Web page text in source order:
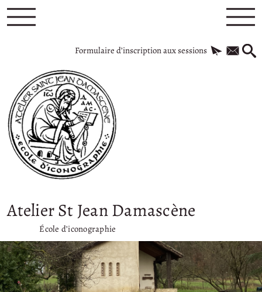
Formulaire d’inscription aux sessions
Atelier St Jean Damascène
École d’iconographie